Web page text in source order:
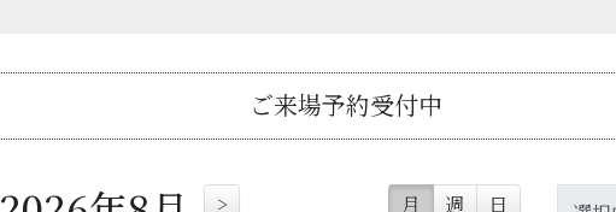
ご来場予約受付中
月 週 日
>